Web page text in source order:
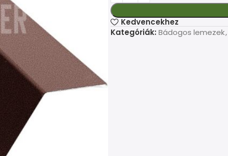
Kedvencekhez
Kategóriák: Bádogos lemezek,